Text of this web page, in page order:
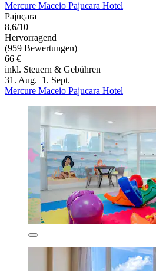
Mercure Maceio Pajucara Hotel
Pajuçara
8,6/10
Hervorragend
(959 Bewertungen)
66 €
inkl. Steuern & Gebühren
31. Aug.–1. Sept.
Mercure Maceio Pajucara Hotel